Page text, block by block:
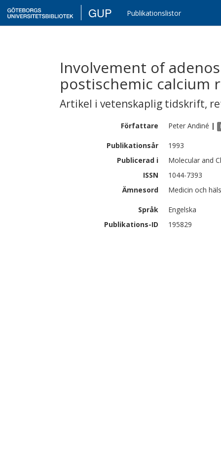
GUP Publikationslistor
Involvement of
postischemic calcium
Artikel i vetenskaplig tidskrift,
Författare Peter Andiné |
Publikationsår
1993
Publicerad i
Molecular and
ISSN
1044-7393
Ämnesord
Medicin och
Språk
Engelska
Publikations-ID
195829